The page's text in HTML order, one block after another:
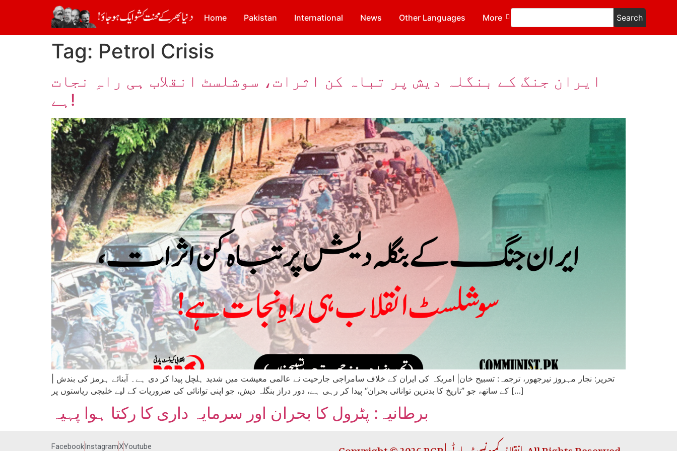
Home Pakistan International News Other Languages More Search
Tag: Petrol Crisis
ایران جنگ کے بنگلہ دیش پر تباہ کن اثرات، سوشلسٹ انقلاب ہی راہِ نجات
ہے!
کے ساتھ، جو ”تاریخ کا بدترین توانائی بحران“ پیدا کر رہی ہے، دور دراز بنگلہ دیش، جو اپنی توانائی کی ضروریات کے لیے خلیجی ریاستوں پر […]
برطانیہ: پٹرول کا بحران اور سرمایہ داری کا رکتا ہوا پہیہ
FacebookInstagramXYoutube